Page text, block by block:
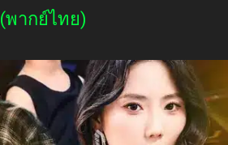
(พากย์ไทย)